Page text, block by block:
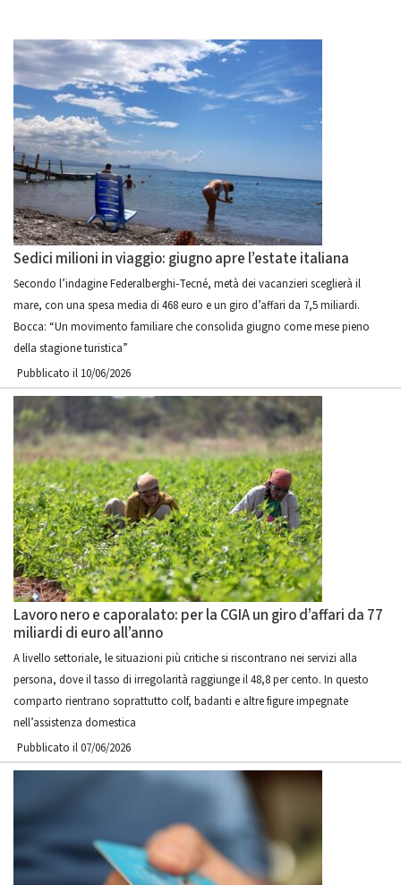
Sedici milioni in viaggio: giugno apre l’estate italiana
Secondo l’indagine Federalberghi‑Tecné, metà dei vacanzieri sceglierà il
mare, con una spesa media di 468 euro e un giro d’affari da 7,5 miliardi.
Bocca: “Un movimento familiare che consolida giugno come mese pieno
della stagione turistica”
Pubblicato il 10/06/2026
Lavoro nero e caporalato: per la CGIA un giro d’affari da 77
miliardi di euro all’anno
A livello settoriale, le situazioni più critiche si riscontrano nei servizi alla
persona, dove il tasso di irregolarità raggiunge il 48,8 per cento. In questo
comparto rientrano soprattutto colf, badanti e altre figure impegnate
nell’assistenza domestica
Pubblicato il 07/06/2026